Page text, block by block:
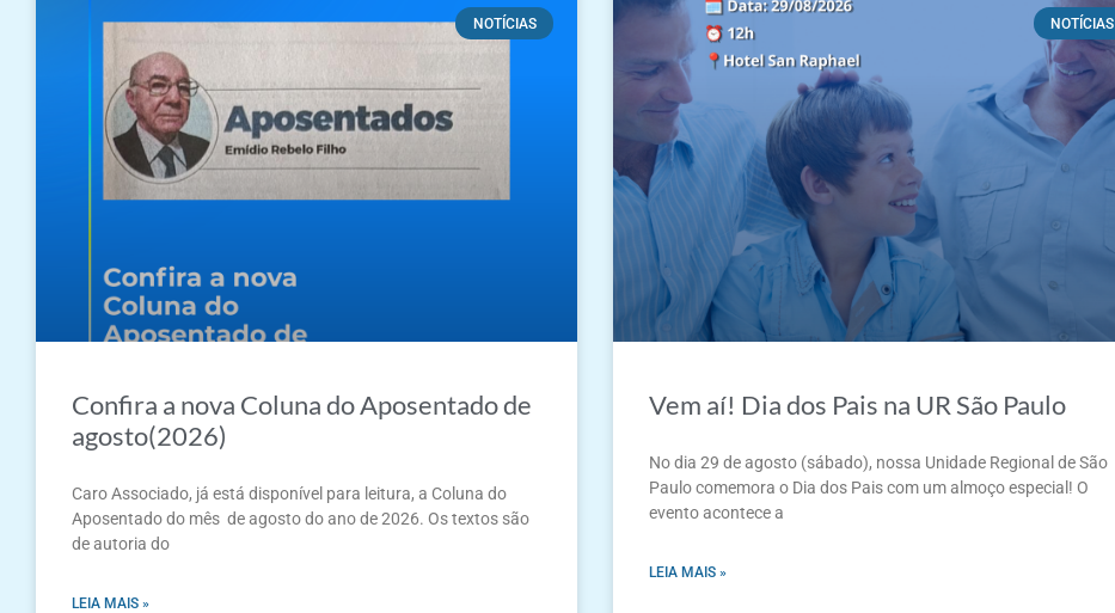
NOTÍCIAS
Confira a nova Coluna do Aposentado de
agosto(2026)
Caro Associado, já está disponível para leitura, a Coluna do
Aposentado do mês de agosto do ano de 2026. Os textos são
de autoria do
LEIA MAIS »
NOTÍCIAS
Vem aí! Dia dos Pais na UR São Paulo
No dia 29 de agosto (sábado), nossa Unidade Regional de São
Paulo comemora o Dia dos Pais com um almoço especial! O
evento acontece a
LEIA MAIS »